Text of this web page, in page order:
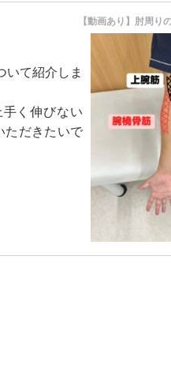
【動画あり】肘周り
いて紹介しま
く伸びない
ただきたいで